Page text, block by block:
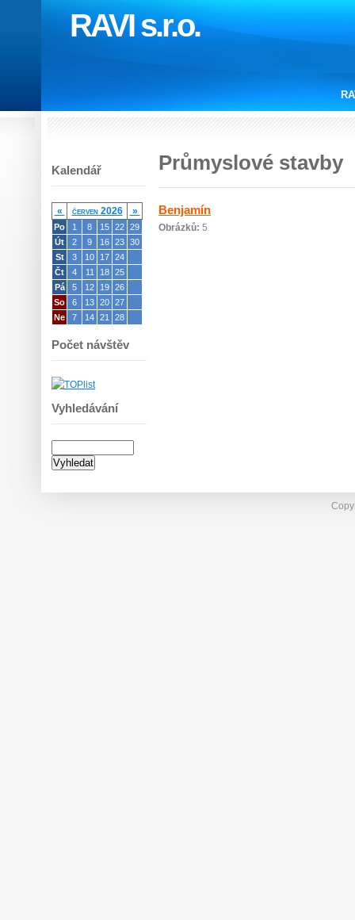
RAVI s.r.o.
Kalendář
« červen 2026 »
Po 1 8 15 22 29
Út
2 9 16 23 30
St
3 10 17 24
Čt
4 11 18 25
Pá
5 12 19 26
So
6 13 20 27
Ne
7 14 21 28
Počet návštěv
Vyhledávání
Průmyslové stavby
Benjamín
Obrázků: 5